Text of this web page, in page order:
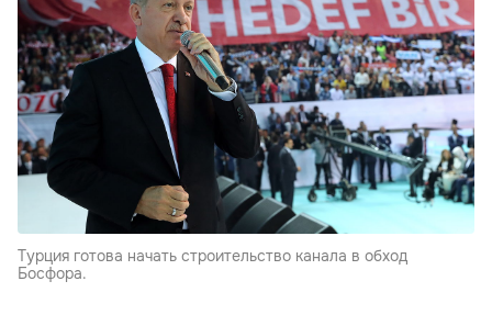
Турция готова начать строительство канала в обход
Босфора.